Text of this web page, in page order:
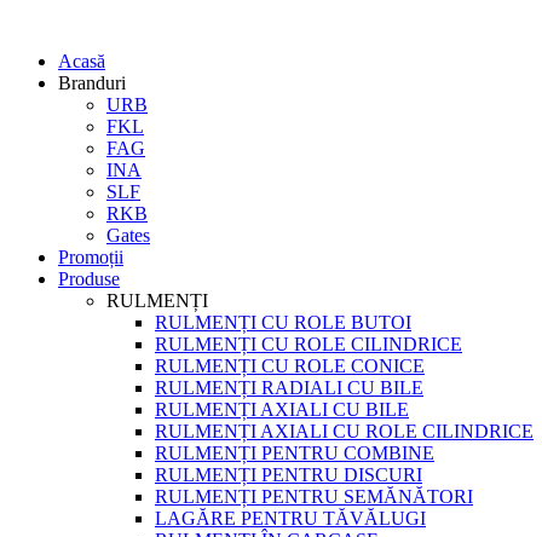
Acasă
Branduri
URB
FKL
FAG
INA
SLF
RKB
Gates
Promoții
Produse
RULMENȚI
RULMENȚI CU ROLE BUTOI
RULMENȚI CU ROLE CILINDRICE
RULMENȚI CU ROLE CONICE
RULMENȚI RADIALI CU BILE
RULMENȚI AXIALI CU BILE
RULMENȚI AXIALI CU ROLE CILINDRICE
RULMENȚI PENTRU COMBINE
RULMENȚI PENTRU DISCURI
RULMENȚI PENTRU SEMĂNĂTORI
LAGĂRE PENTRU TĂVĂLUGI